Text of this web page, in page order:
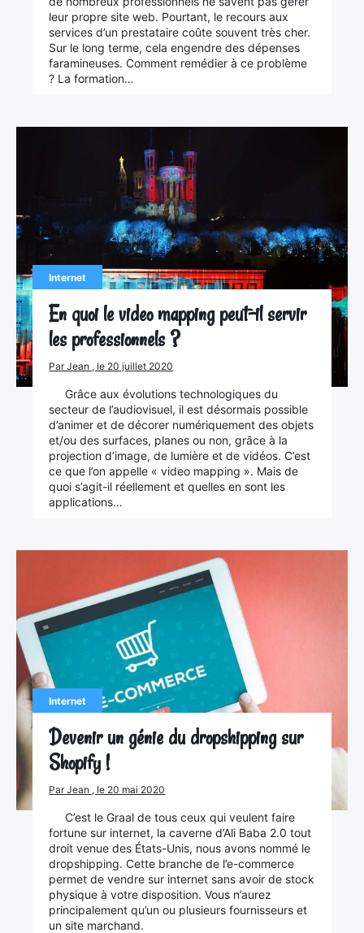
leur propre site web. Pourtant, le recours aux
services d’un prestataire coûte souvent très cher.
Sur le long terme, cela engendre des dépenses
faramineuses. Comment remédier à ce problème
? La formation…
Internet
En quoi le video mapping peut-il servir
les professionnels ?
Par Jean , le 20 juillet 2020
Grâce aux évolutions technologiques du
secteur de l’audiovisuel, il est désormais possible
d’animer et de décorer numériquement des objets
et/ou des surfaces, planes ou non, grâce à la
projection d’image, de lumière et de vidéos. C’est
ce que l’on appelle « video mapping ». Mais de
quoi s’agit-il réellement et quelles en sont les
applications…
Internet
Devenir un génie du dropshipping sur
Shopify !
Par Jean , le 20 mai 2020
C’est le Graal de tous ceux qui veulent faire
fortune sur internet, la caverne d’Ali Baba 2.0 tout
droit venue des États-Unis, nous avons nommé le
dropshipping. Cette branche de l’e-commerce
permet de vendre sur internet sans avoir de stock
physique à votre disposition. Vous n’aurez
principalement qu’un ou plusieurs fournisseurs et
un site marchand.